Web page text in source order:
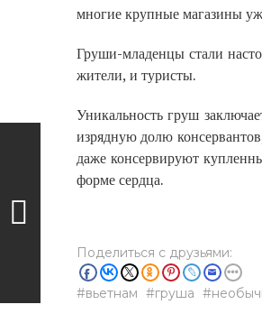
многие крупные магазины
Груши-младенцы стали
жители, и туристы.
Уникальность груш
изрядную долю
даже консервируют
форме сердца.
Поделиться с друзьями:
вьетнам груша